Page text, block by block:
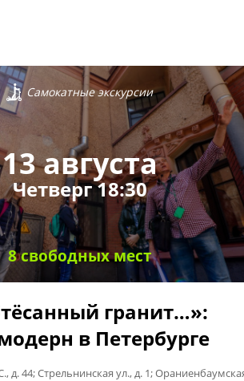
Самокатные экскурсии
13 августа
Четверг 18:30
8 свободных мест
гранит…»:
в Петербурге
д. 44; Стрельнинская ул., д. 1;